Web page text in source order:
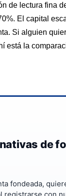
de lectura fina
El capital
Si alguien
está la
de
fondeada,